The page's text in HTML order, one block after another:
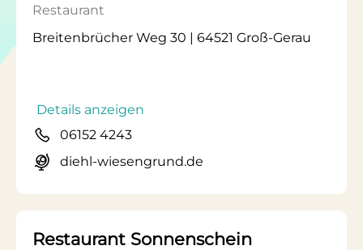
Restaurant
Breitenbrücher Weg 30 | 64521 Groß-Gerau
Details anzeigen
06152 4243
diehl-wiesengrund.de
Restaurant Sonnenschein